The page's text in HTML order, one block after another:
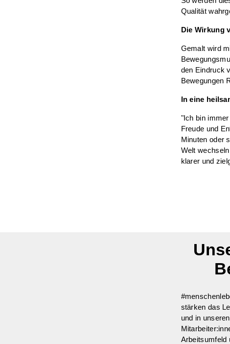
Qualität
Die Wirkung
Gemalt wird
den Eindruck
Bewegungen
In eine
"Ich bin
Freude und
Minuten oder
Welt
klarer und
stärken das
und in
Arbeitsumfeld